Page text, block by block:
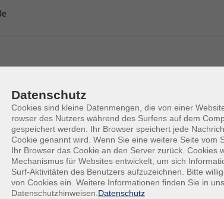
to Dracula – great English Tales
with the Tudors
Datenschutz
Cookies sind kleine Datenmengen, die von einer
rowser des Nutzers während des Surfens auf dem
gespeichert werden. Ihr Browser speichert jede
Cookie genannt wird. Wenn Sie eine weitere Seite vom
Ihr Browser das Cookie an den Server zurück. Cookies
Mechanismus für Websites entwickelt, um sich
Surf-Aktivitäten des Benutzers aufzuzeichnen. Bitte
von Cookies ein. Weitere Informationen finden Sie in
Datenschutzhinweisen. Datenschutz